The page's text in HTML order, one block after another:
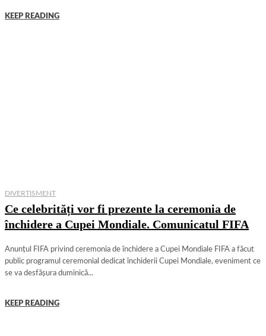
KEEP READING
DIVERTISMENT
Ce celebrități vor fi prezente la ceremonia de
închidere a Cupei Mondiale. Comunicatul FIFA
Anunțul FIFA privind ceremonia de închidere a Cupei Mondiale FIFA a făcut
public programul ceremonial dedicat închiderii Cupei Mondiale, eveniment ce
se va desfășura duminică...
KEEP READING